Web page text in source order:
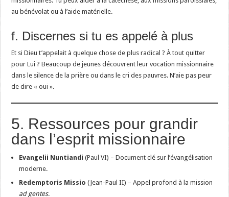
au bénévolat ou à l’aide matérielle.
f. Discernes si tu es appelé à plus
Et si Dieu t’appelait à quelque chose de plus radical ? À tout quitter
pour Lui ? Beaucoup de jeunes découvrent leur vocation missionnaire
dans le silence de la prière ou dans le cri des pauvres. N’aie pas peur
de dire « oui ».
5. Ressources pour grandir
dans l’esprit missionnaire
Evangelii Nuntiandi (Paul VI) – Document clé sur l’évangélisation
moderne.
Redemptoris Missio (Jean-Paul II) – Appel profond à la mission
ad gentes.